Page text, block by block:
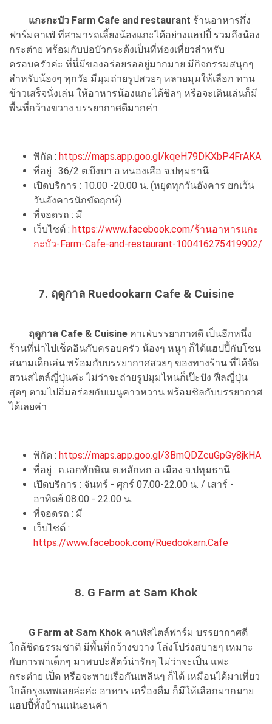
แกะกะบัว Farm Cafe and restaurant ร้านอาหารกึ่ง
ฟาร์มคาเฟ่ ที่สามารถเลี้ยงน้องแกะได้อย่างแฮปปี้ รวมถึงน้อง
กระต่าย พร้อมกับบ่อบัวกระด้งเป็นที่ท่องเที่ยวสำหรับ
ครอบครัวค่ะ ที่นี่มีของอร่อยรออยู่มากมาย มีกิจกรรมสนุกๆ
สำหรับน้องๆ ทุกวัย มีมุมถ่ายรูปสวยๆ หลายมุมให้เลือก ทาน
ข้าวเสร็จนั่งเล่น ให้อาหารน้องแกะได้ชิลๆ หรือจะเดินเล่นก็มี
พื้นที่กว้างขวาง บรรยากาศดีมากค่า
พิกัด : https://maps.app.goo.gl/kqeH79DKXbP4FrAKA
ที่อยู่ : 36/2 ต.บึงบา อ.หนองเสือ จ.ปทุมธานี
เปิดบริการ : 10.00 -20.00 น. (หยุดทุกวันอังคาร ยกเว้น
วันอังคารนักขัตฤกษ์)
ที่จอดรถ : มี
เว็บไซต์ : https://www.facebook.com/ร้านอาหารแกะ
กะบัว-Farm-Cafe-and-restaurant-100416275419902/
7. ฤดูกาล Ruedookarn Cafe & Cuisine
ฤดูกาล Cafe & Cuisine คาเฟ่บรรยากาศดี เป็นอีกหนึ่ง
ร้านที่น่าไปเช็คอินกับครอบครัว น้องๆ หนูๆ ก็ได้แฮปปี้กับโซน
สนามเด็กเล่น พร้อมกับบรรยากาศสวยๆ ของทางร้าน ที่ได้จัด
สวนสไตล์ญี่ปุ่นค่ะ ไม่ว่าจะถ่ายรูปมุมไหนก็เป๊ะปัง ฟีลญี่ปุ่น
สุดๆ ตามไปอิ่มอร่อยกับเมนูคาวหวาน พร้อมชิลกับบรรยากาศ
ได้เลยค่า
พิกัด : https://maps.app.goo.gl/3BmQDZcuGpGy8jkHA
ที่อยู่ : ถ.เอกทักษิณ ต.หลักหก อ.เมือง จ.ปทุมธานี
เปิดบริการ : จันทร์ - ศุกร์ 07.00-22.00 น. / เสาร์ -
อาทิตย์ 08.00 - 22.00 น.
ที่จอดรถ : มี
เว็บไซต์ :
https://www.facebook.com/Ruedookarn.Cafe
8. G Farm at Sam Khok
G Farm at Sam Khok คาเฟ่สไตล์ฟาร์ม บรรยากาศดี
ใกล้ชิดธรรมชาติ มีพื้นที่กว้างขวาง โล่งโปร่งสบายๆ เหมาะ
กับการพาเด็กๆ มาพบปะสัตว์น่ารักๆ ไม่ว่าจะเป็น แพะ
กระต่าย เป็ด หรือจะพายเรือกันเพลินๆ ก็ได้ เหมือนได้มาเที่ยว
ใกล้กรุงเทพเลยล่ะค่ะ อาหาร เครื่องดื่ม ก็มีให้เลือกมากมาย
แฮปปี้ทั้งบ้านแน่นอนค่า